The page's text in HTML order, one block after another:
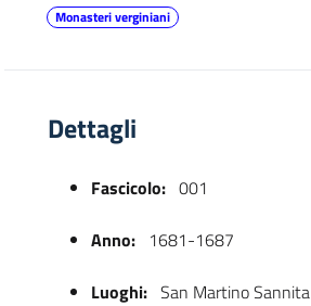
Monasteri verginiani
Dettagli
Fascicolo: 001
Anno: 1681-1687
Luoghi: San Martino Sannita